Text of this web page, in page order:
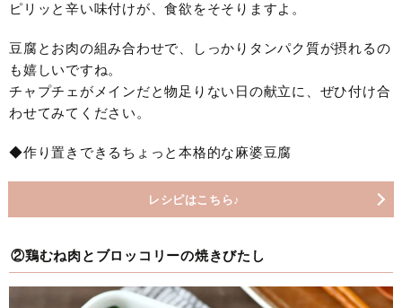
ピリッと辛い味付けが、食欲をそそりますよ。
豆腐とお肉の組み合わせで、しっかりタンパク質が摂れるの
も嬉しいですね。
チャプチェがメインだと物足りない日の献立に、ぜひ付け合
わせてみてください。
◆作り置きできるちょっと本格的な麻婆豆腐
レシピはこちら♪
②鶏むね肉とブロッコリーの焼きびたし